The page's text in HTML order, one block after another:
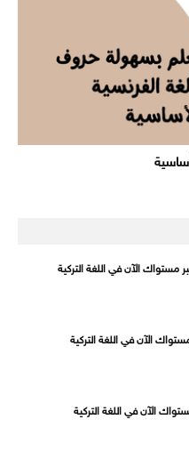
مستواك الآن في اللغة التركية
مستواك الآن في اللغة التركية
الآن في اللغة التركية